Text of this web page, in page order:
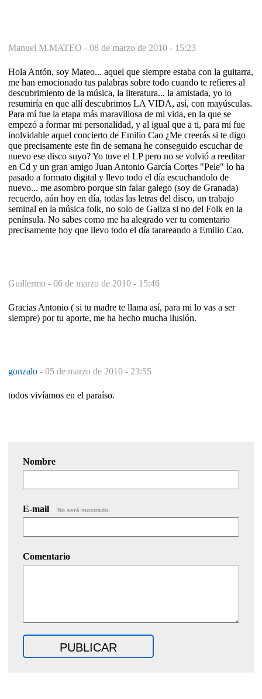
Manuel M.MATEO - 08 de marzo de 2010 - 15:23
Hola Antón, soy Mateo... aquel que siempre estaba con la guitarra,
me han emocionado tus palabras sobre todo cuando te refieres al
descubrimiento de la música, la literatura... la amistada, yo lo
resumiría en que allí descubrimos LA VIDA, así, con mayúsculas.
Para mí fue la etapa más maravillosa de mi vida, en la que se
empezó a formar mi personalidad, y al igual que a ti, para mí fue
inolvidable aquel concierto de Emilio Cao ¿Me creerás si te digo
que precisamente este fin de semana he conseguido escuchar de
nuevo ese disco suyo? Yo tuve el LP pero no se volvió a reeditar
en Cd y un gran amigo Juan Antonio García Cortes "Pele" lo ha
pasado a formato digital y llevo todo el día escuchandolo de
nuevo... me asombro porque sin falar galego (soy de Granada)
recuerdo, aún hoy en día, todas las letras del disco, un trabajo
seminal en la música folk, no solo de Galiza si no del Folk en la
península. No sabes como me ha alegrado ver tu comentario
precisamente hoy que llevo todo el día tarareando a Emilio Cao.
Guillermo - 06 de marzo de 2010 - 15:46
Gracias Antonio ( si tu madre te llama así, para mi lo vas a ser
siempre) por tu aporte, me ha hecho mucha ilusión.
gonzalo - 05 de marzo de 2010 - 23:55
todos vivíamos en el paraíso.
Nombre
E-mail No será mostrado.
Comentario